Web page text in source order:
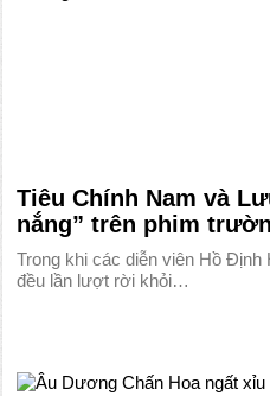
Tiêu Chính Nam và
nắng” trên phim
Trong khi các diễn viên Hồ
đều lần lượt rời khỏi…